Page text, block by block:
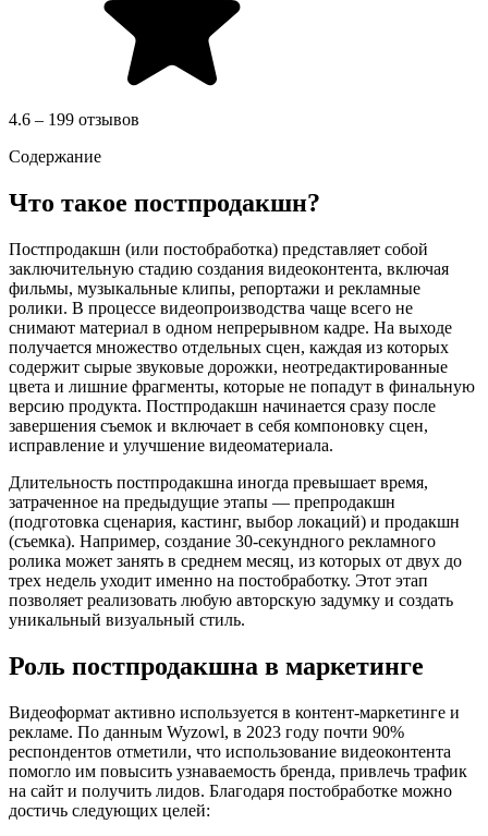
4.6 – 199 отзывов
Содержание
Что такое постпродакшн?
Постпродакшн (или постобработка) представляет собой
заключительную стадию создания видеоконтента, включая
фильмы, музыкальные клипы, репортажи и рекламные
ролики. В процессе видеопроизводства чаще всего не
снимают материал в одном непрерывном кадре. На выходе
получается множество отдельных сцен, каждая из которых
содержит сырые звуковые дорожки, неотредактированные
цвета и лишние фрагменты, которые не попадут в финальную
версию продукта. Постпродакшн начинается сразу после
завершения съемок и включает в себя компоновку сцен,
исправление и улучшение видеоматериала.
Длительность постпродакшна иногда превышает время,
затраченное на предыдущие этапы — препродакшн
(подготовка сценария, кастинг, выбор локаций) и продакшн
(съемка). Например, создание 30-секундного рекламного
ролика может занять в среднем месяц, из которых от двух до
трех недель уходит именно на постобработку. Этот этап
позволяет реализовать любую авторскую задумку и создать
уникальный визуальный стиль.
Роль постпродакшна в маркетинге
Видеоформат активно используется в контент-маркетинге и
рекламе. По данным Wyzowl, в 2023 году почти 90%
респондентов отметили, что использование видеоконтента
помогло им повысить узнаваемость бренда, привлечь трафик
на сайт и получить лидов. Благодаря постобработке можно
достичь следующих целей: